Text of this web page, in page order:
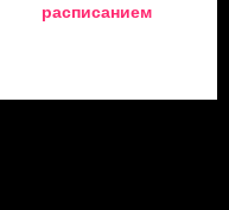
расписанием